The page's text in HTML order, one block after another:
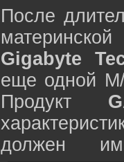
После
Gigabyte
еще одной
Продукт
должен